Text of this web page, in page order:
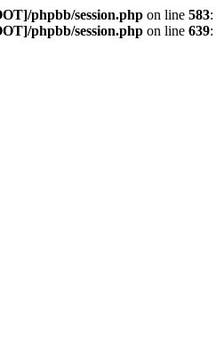
phpbb/session.php on line 583:
phpbb/session.php on line 639: